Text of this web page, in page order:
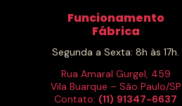
Funcionamento
Fábrica
Segunda a Sexta: 8h às 17h.
Rua Amaral Gurgel, 459
Vila Buarque – São Paulo/SP
Contato: (11) 91347-6637